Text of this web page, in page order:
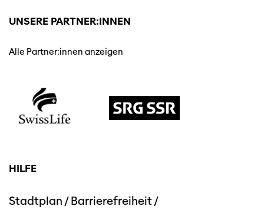
UNSERE PARTNER:INNEN
Alle Partner:innen anzeigen
HILFE
Stadtplan /Barrierefreiheit/